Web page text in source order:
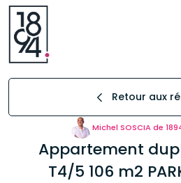
Retour aux
Michel SOSCIA de
Appartement
T4/5 106 m2